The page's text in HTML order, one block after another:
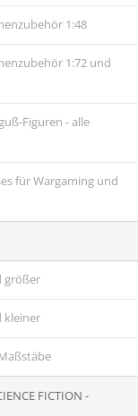
1:48
1:72 und
Figuren - alle
für Wargaming und
größer
kleiner
FICTION -